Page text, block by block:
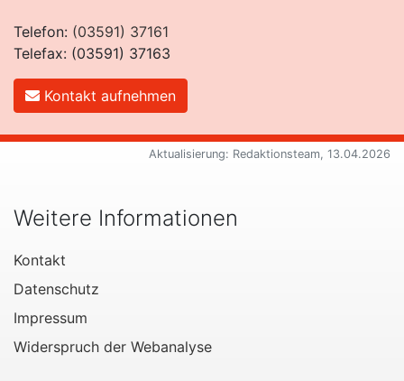
Telefon: (03591) 37161
Telefax: (03591) 37163
Kontakt aufnehmen
Aktualisierung: Redaktionsteam, 13.04.2026
Weitere Informationen
Kontakt
Datenschutz
Impressum
Widerspruch der Webanalyse